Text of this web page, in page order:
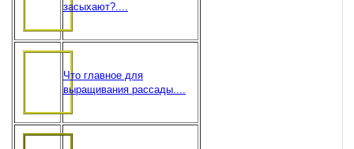
засыхают?....
Что главное для
выращивания рассады....